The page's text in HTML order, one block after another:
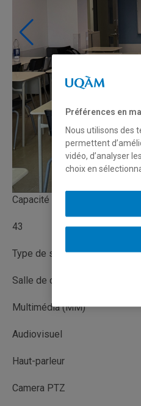
Capacité
43
Type de salle
Salle de cours
Multimédia (MM)
Audiovisuel
Haut-parleur
Camera PTZ
Préférences en
Nous utilisons des
permettent
vidéo, d’analyser
choix en